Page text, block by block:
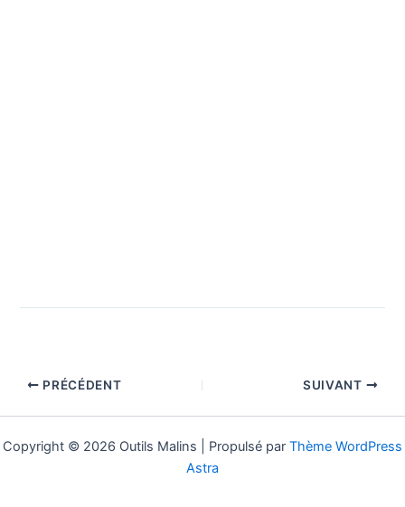
PRÉCÉDENT SUIVANT
Copyright © 2026 Outils Malins | Propulsé par Thème WordPress
Astra